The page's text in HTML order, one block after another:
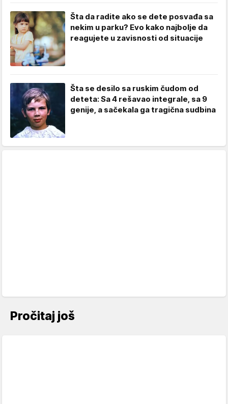
Šta da radite ako se dete posvađa sa
nekim u parku? Evo kako najbolje da
reagujete u zavisnosti od situacije
Šta se desilo sa ruskim čudom od
deteta: Sa 4 rešavao integrale, sa 9
genije, a sačekala ga tragična sudbina
Pročitaj još